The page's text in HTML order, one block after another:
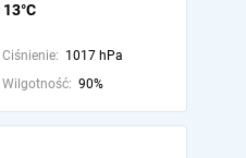
13°C
Ciśnienie: 1017 hPa
Wilgotność: 90%